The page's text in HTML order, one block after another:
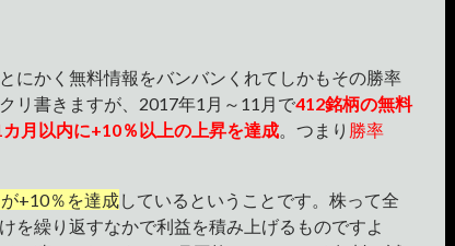
にかく無料情報をバンバンくれてしかもその勝率
リ書きますが、2017年1月～11月で412銘柄の無料
月以内に+10％以上の上昇を達成。つまり 勝率
+10％を達成しているということです。株って全
を繰り返すなかで利益を積み上げるものですよ